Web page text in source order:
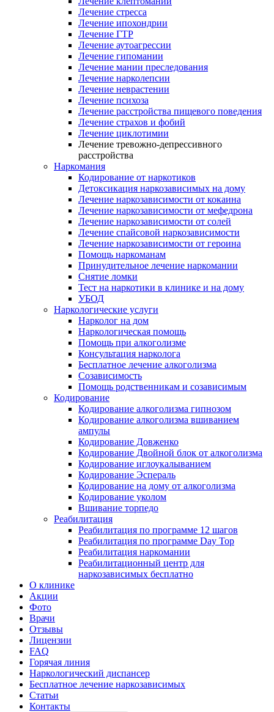
Лечение стресса
Лечение ипохондрии
Лечение ГТР
Лечение аутоагрессии
Лечение гипомании
Лечение мании преследования
Лечение нарколепсии
Лечение неврастении
Лечение психоза
Лечение расстройства пищевого поведения
Лечение страхов и фобий
Лечение циклотимии
Лечение тревожно-депрессивного
расстройства
Наркомания
Кодирование от наркотиков
Детоксикация наркозависимых на дому
Лечение наркозависимости от кокаина
Лечение наркозависимости от мефедрона
Лечение наркозависимости от солей
Лечение спайсовой наркозависимости
Лечение наркозависимости от героина
Помощь наркоманам
Принудительное лечение наркомании
Снятие ломки
Тест на наркотики в клинике и на дому
УБОД
Наркологические услуги
Нарколог на дом
Наркологическая помощь
Помощь при алкоголизме
Консультация нарколога
Бесплатное лечение алкоголизма
Созависимость
Помощь родственникам и созависимым
Кодирование
Кодирование алкоголизма гипнозом
Кодирование алкоголизма вшиванием
ампулы
Кодирование Довженко
Кодирование Двойной блок от алкоголизма
Кодирование иглоукалыванием
Кодирование Эспераль
Кодирование на дому от алкоголизма
Кодирование уколом
Вшивание торпедо
Реабилитация
Реабилитация по программе 12 шагов
Реабилитация по программе Day Top
Реабилитация наркомании
Реабилитационный центр для
наркозависимых бесплатно
О клинике
Акции
Фото
Врачи
Отзывы
Лицензии
FAQ
Горячая линия
Наркологический диспансер
Бесплатное лечение наркозависимых
Статьи
Контакты